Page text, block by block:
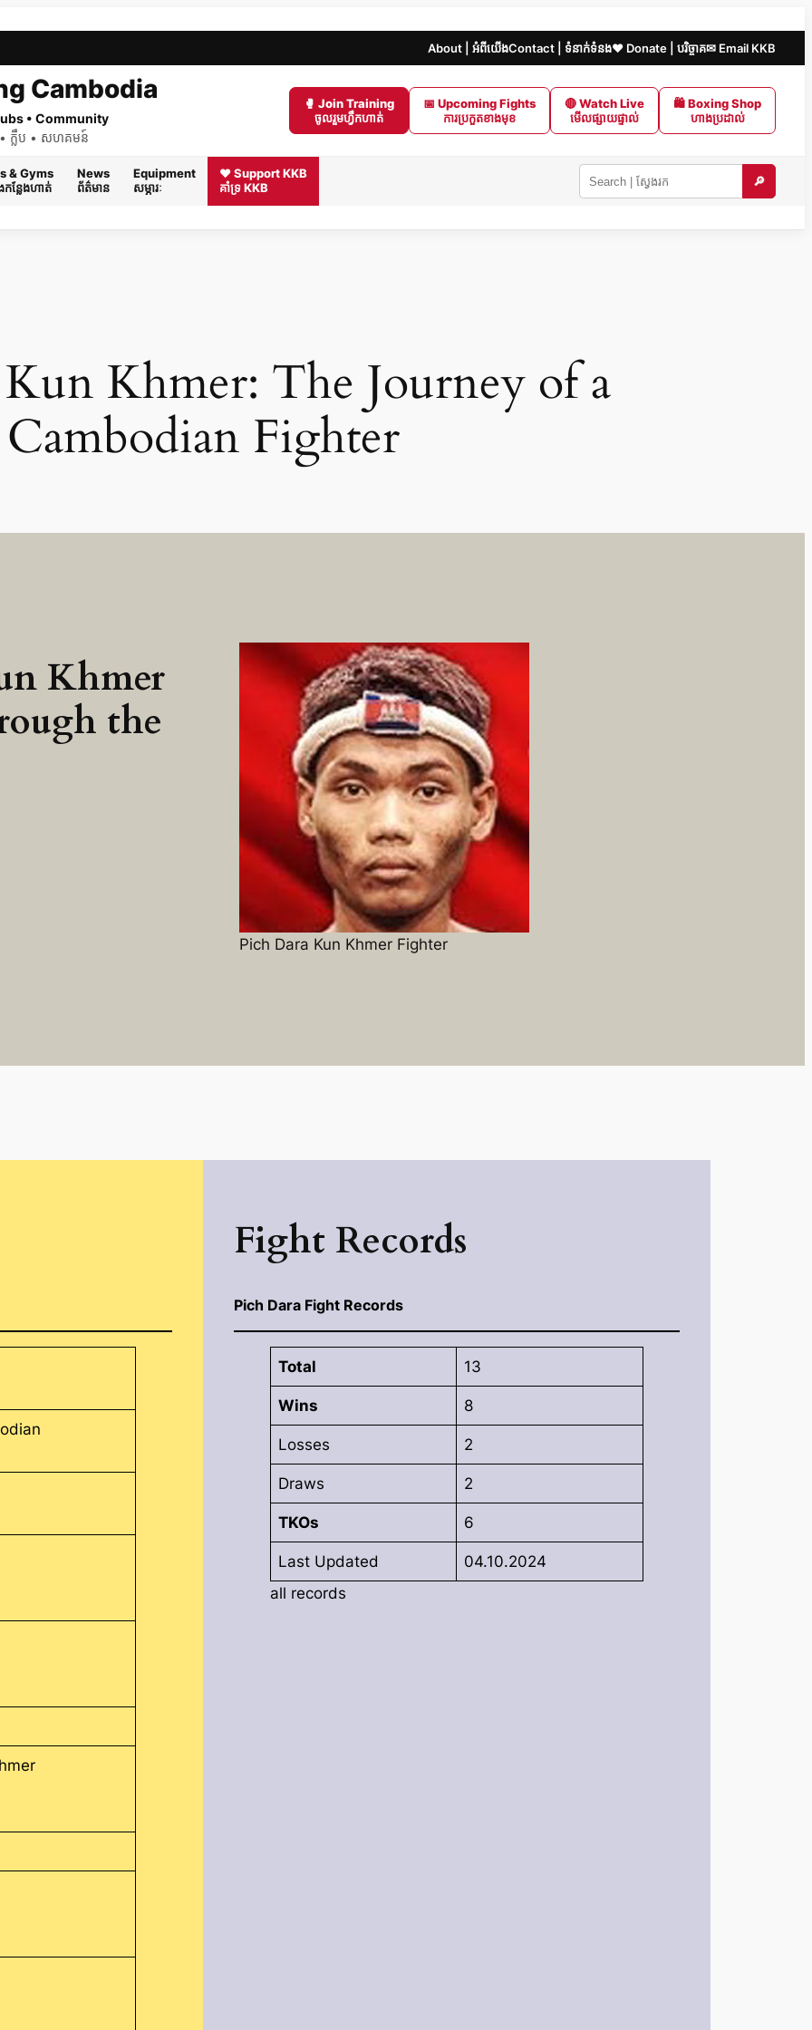
About | អំពីយើងContact | ទំនាក់ទំនង❤️ Donate | បរិច្ចាគ✉ Email KKB
Cambodia
• Community
• ក្លឹប • សហគមន៍
🥊 Join Training
ចូលរួមហ្វឹកហាត់
📅 Upcoming Fights
ការប្រកួតខាងមុខ
🔴 Watch Live
មើលផ្សាយផ្ទាល់
🛍 Boxing Shop
ហាងប្រដាល់
& Gyms
កន្លែងហាត់
News
ព័ត៌មាន
Equipment
សម្ភារៈ
❤️ Support KKB
គាំទ្រ KKB
Search
🔎
Khmer: The Journey of a
Cambodian Fighter
Khmer
the
Pich Dara Kun Khmer Fighter
Fight Records
Pich Dara Fight Records
Total 13
Wins 8
Losses 2
Draws 2
TKOs 6
Last Updated
04.10.2024
all records